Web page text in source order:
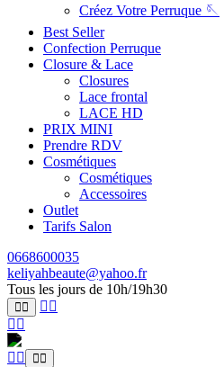
Créez Votre Perruque 🪡
Best Seller
Confection Perruque
Closure & Lace
Closures
Lace frontal
LACE HD
PRIX MINI
Prendre RDV
Cosmétiques
Cosmétiques
Accessoires
Outlet
Tarifs Salon
0668600035
keliyahbeaute@yahoo.fr
Tous les jours de 10h/19h30